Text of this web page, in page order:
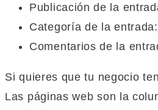
Publicación de la
Categoría de la entrada:
Comentarios de la
Si quieres que tu negocio
Las páginas web son la